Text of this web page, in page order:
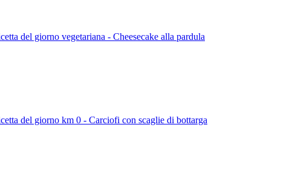
del giorno vegetariana - Cheesecake alla pardula
del giorno km 0 - Carciofi con scaglie di bottarga